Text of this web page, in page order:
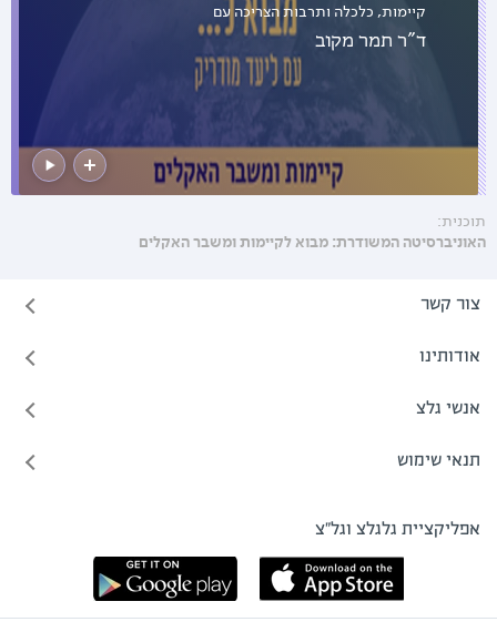
קיימות, כלכלה ותרבות הצריכה עם
ד"ר תמר מקוב
תוכנית:
האוניברסיטה המשודרת: מבוא לקיימות ומשבר האקלים
צור קשר
אודותינו
אנשי גלצ
תנאי שימוש
אפליקציית גלגלצ וגל"צ